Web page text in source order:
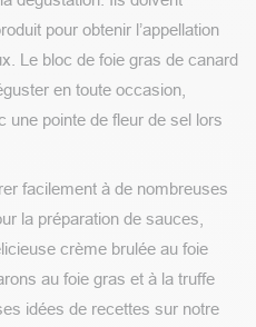
pour obtenir l’appellation
Le bloc de foie gras de canard
en toute occasion,
pointe de fleur de sel lors
facilement à de nombreuses
la préparation de sauces,
crème brulée au foie
au foie gras et à la truffe
idées de recettes sur notre